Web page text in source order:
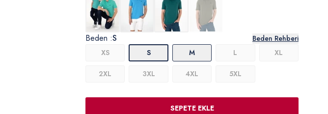
Beden :S
Beden Rehberi
XS
S M L XL
2XL 3XL 4XL 5XL
SEPETE EKLE